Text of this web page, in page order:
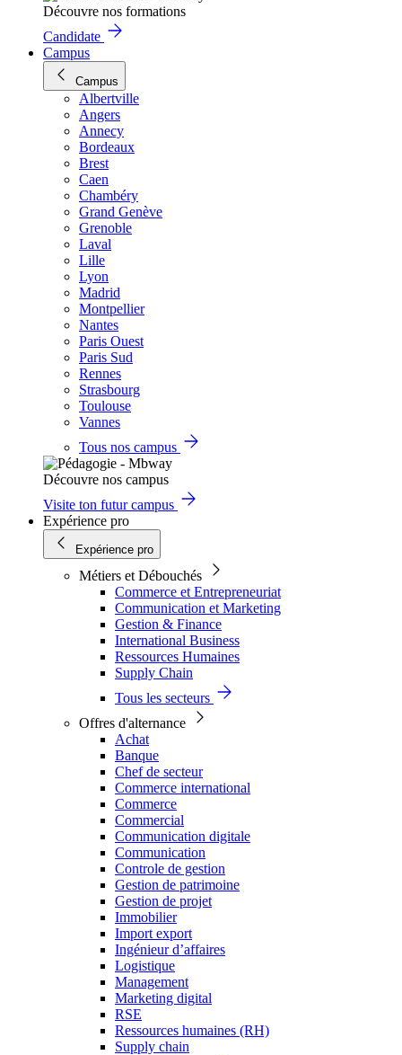
Découvre nos formations
Candidate
Campus
Campus
Albertville
Angers
Annecy
Bordeaux
Brest
Caen
Chambéry
Grand Genève
Grenoble
Laval
Lille
Lyon
Madrid
Montpellier
Nantes
Paris Ouest
Paris Sud
Rennes
Strasbourg
Toulouse
Vannes
Tous nos campus
Découvre nos campus
Visite ton futur campus
Expérience pro
Expérience pro
Métiers et Débouchés
Commerce et Entrepreneuriat
Communication et Marketing
Gestion & Finance
International Business
Ressources Humaines
Supply Chain
Tous les secteurs
Offres d'alternance
Achat
Banque
Chef de secteur
Commerce international
Commerce
Commercial
Communication digitale
Communication
Controle de gestion
Gestion de patrimoine
Gestion de projet
Immobilier
Import export
Ingénieur d’affaires
Logistique
Management
Marketing digital
RSE
Ressources humaines (RH)
Supply chain